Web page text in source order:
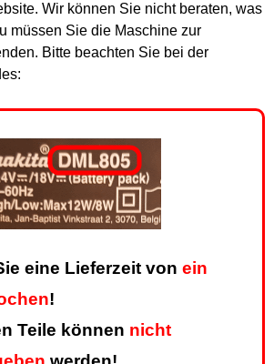
Wir können Sie nicht beraten, was
müssen Sie die Maschine zur
Bitte beachten Sie bei der
eine Lieferzeit von ein
!
Teile können nicht